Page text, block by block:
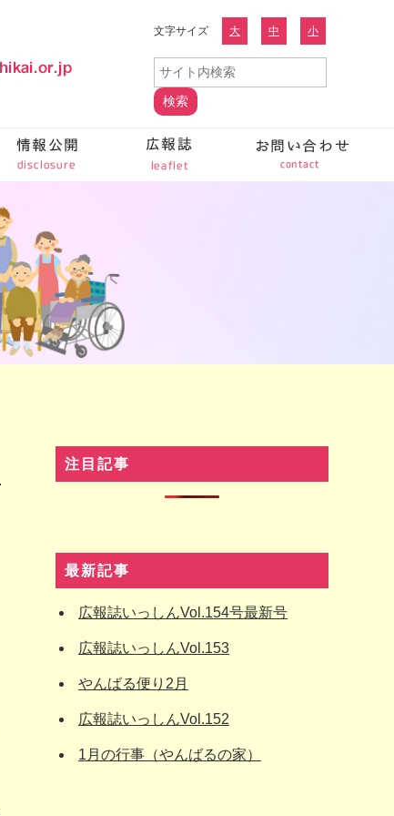
文字サイズ 大 中 小
注目記事
最新記事
広報誌いっしんVol.154号最新号
広報誌いっしんVol.153
やんばる便り2月
広報誌いっしんVol.152
1月の行事（やんばるの家）